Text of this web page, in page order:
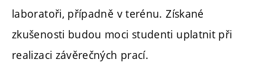
laboratoři, případně v terénu. Získané
zkušenosti budou moci studenti uplatnit při
realizaci závěrečných prací.